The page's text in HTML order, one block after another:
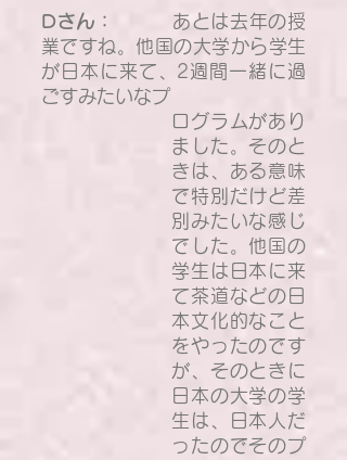
Dさん：
あとは去年の授
業ですね。他国の大学から学生
が日本に来て、2週間一緒に過
ごすみたいなプ
ログラムがあり
ました。そのと
きは、ある意味
で特別だけど差
別みたいな感じ
でした。他国の
学生は日本に来
て茶道などの日
本文化的なこと
をやったのです
が、そのときに
日本の大学の学
生は、日本人だ
ったのでそのプ